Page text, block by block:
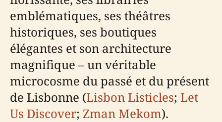
emblématiques, ses théâtres
historiques, ses boutiques
élégantes et son architecture
magnifique – un véritable
microcosme du passé et du présent
de Lisbonne (Lisbon Listicles; Let
Us Discover; Zman Mekom).